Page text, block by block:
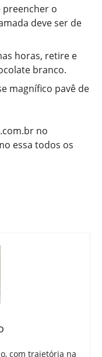
preencher o
deve ser de
horas, retire e
branco.
magnífico pavê de
no
essa todos os
com trajetória na